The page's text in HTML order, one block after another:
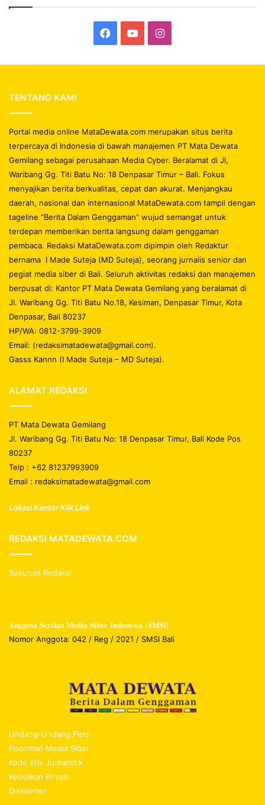
Facebook
YouTubeInstagram
TENTANG KAMI
Portal media online MataDewata.com merupakan situs berita
terpercaya di Indonesia di bawah manajemen PT Mata Dewata
Gemilang sebagai perusahaan Media Cyber. Beralamat di Jl,
Waribang Gg. Titi Batu No: 18 Denpasar Timur – Bali. Fokus
menyajikan berita berkualitas, cepat dan akurat. Menjangkau
daerah, nasional dan internasional MataDewata.com tampil dengan
tageline “Berita Dalam Genggaman” wujud semangat untuk
terdepan memberikan berita langsung dalam genggaman
pembaca. Redaksi MataDewata.com dipimpin oleh Redaktur
bernama I Made Suteja (MD Suteja), seorang jurnalis senior dan
pegiat media siber di Bali. Seluruh aktivitas redaksi dan manajemen
berpusat di: Kantor PT Mata Dewata Gemilang yang beralamat di
Jl. Waribang Gg. Titi Batu No.18, Kesiman, Denpasar Timur, Kota
Denpasar, Bali 80237
HP/WA: 0812-3799-3909
Email: (redaksimatadewata@gmail.com).
Gasss Kannn (I Made Suteja – MD Suteja).
ALAMAT REDAKSI
PT Mata Dewata Gemilang
Jl. Waribang Gg. Titi Batu No: 18 Denpasar Timur, Bali Kode Pos
80237
Telp : +62 81237993909
Email : redaksimatadewata@gmail.com
Lokasi Kantor Klik Link
REDAKSI MATADEWATA.COM
Susunan Redaksi
𝐀𝐧𝐠𝐠𝐨𝐭𝐚 𝐒𝐞𝐫𝐢𝐤𝐚𝐭 𝐌𝐞𝐝𝐢𝐚 𝐒𝐢𝐛𝐞𝐫 𝐈𝐧𝐝𝐨𝐧𝐞𝐬𝐢𝐚 (𝐒𝐌𝐒𝐈)
Nomor Anggota: 042 / Reg / 2021 / SMSI Bali
Undang-Undang Pers
Pedoman Media Siber
Kode Etik Jurnalistik
Kebijakan Privasi
Disklaimer